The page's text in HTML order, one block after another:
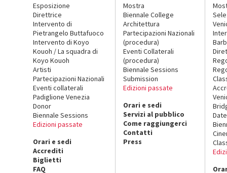
Esposizione
Direttrice
Intervento di
Pietrangelo Buttafuoco
Intervento di Koyo
Kouoh / La squadra di
Koyo Kouoh
Artisti
Partecipazioni Nazionali
Eventi collaterali
Padiglione Venezia
Donor
Biennale Sessions
Edizioni passate
Orari e sedi
Accrediti
Biglietti
FAQ
Mostra
Biennale College
Architettura
Partecipazioni Nazionali
(procedura)
Eventi Collaterali
(procedura)
Biennale Sessions
Submission
Edizioni passate
Orari e sedi
Servizi al pubblico
Come raggiungerci
Contatti
Press